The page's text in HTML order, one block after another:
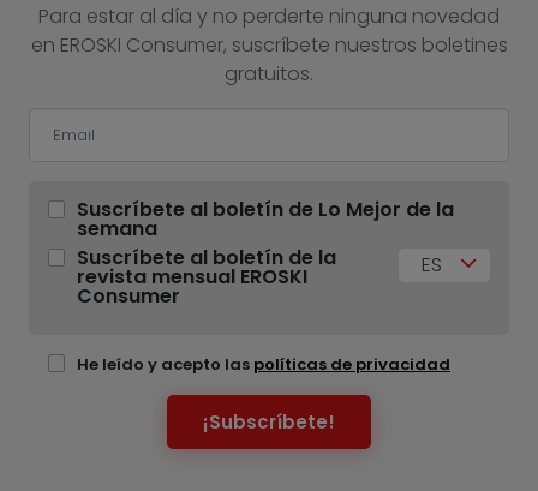
Para estar al día y no perderte ninguna novedad
en EROSKI Consumer, suscríbete nuestros boletines
gratuitos.
Suscríbete al boletín de Lo Mejor de la
semana
Suscríbete al boletín de la
revista mensual EROSKI
Consumer
ES
He leído y acepto las políticas de privacidad
¡Subscríbete!